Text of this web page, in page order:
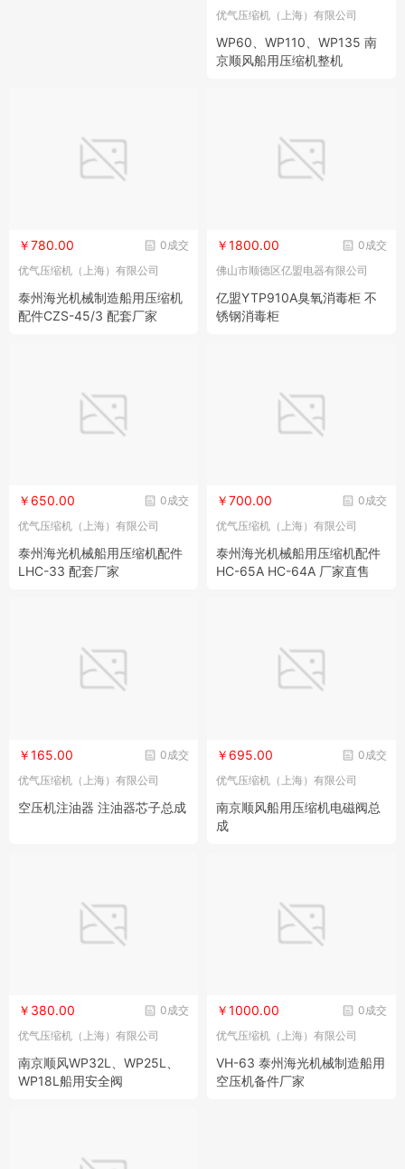
优气压缩机（上海）有限公司
WP60、WP110、WP135 南
京顺风船用压缩机整机
0成交
￥780.00
优气压缩机（上海）有限公司
泰州海光机械制造船用压缩机
配件CZS-45/3 配套厂家
0成交
￥1800.00
佛山市顺德区亿盟电器有限公司
亿盟YTP910A臭氧消毒柜 不
锈钢消毒柜
0成交
￥650.00
优气压缩机（上海）有限公司
泰州海光机械船用压缩机配件
LHC-33 配套厂家
0成交
￥700.00
优气压缩机（上海）有限公司
泰州海光机械船用压缩机配件
HC-65A HC-64A 厂家直售
0成交
￥165.00
优气压缩机（上海）有限公司
空压机注油器 注油器芯子总成
0成交
￥695.00
优气压缩机（上海）有限公司
南京顺风船用压缩机电磁阀总
成
0成交
￥380.00
优气压缩机（上海）有限公司
南京顺风WP32L、WP25L、
WP18L船用安全阀
0成交
￥1000.00
优气压缩机（上海）有限公司
VH-63 泰州海光机械制造船用
空压机备件厂家